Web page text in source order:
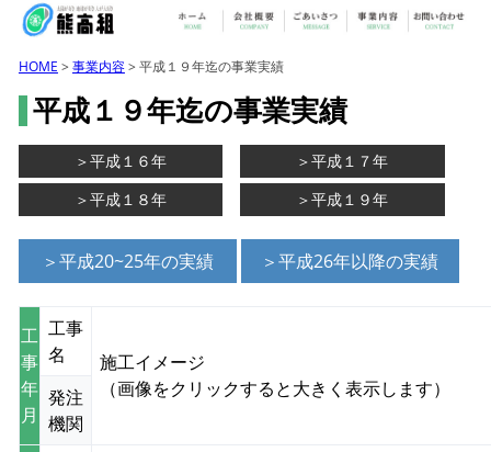
HOME > 事業内容> 平成１９年迄の事業実績
平成１９年迄の事業実績
＞平成１６年
＞平成１７年
＞平成１８年
＞平成１９年
＞平成20~25年の実績 ＞平成26年以降の実績
工
事
年
月
工事
名
施工イメージ
（画像をクリックすると大きく表示します）
発注
機関